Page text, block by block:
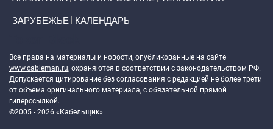
ЗАРУБЕЖЬЕ КАЛЕНДАРЬ
Все права на материалы и новости, опубликованные на сайте
www.cableman.ru, охраняются в соответствии с законодательством РФ.
Допускается цитирование без согласования с редакцией не более трети
от объема оригинального материала, с обязательной прямой
гиперссылкой.
©2005 - 2026 «Кабельщик»